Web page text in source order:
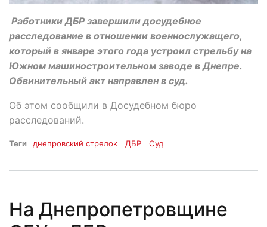
Работники ДБР завершили досудебное
расследование в отношении военнослужащего,
который в январе этого года устроил стрельбу на
Южном машиностроительном заводе в Днепре.
Обвинительный акт направлен в суд.
Об этом сообщили в Досудебном бюро
расследований.
Теги днепровский стрелок ДБР Суд
На Днепропетровщине